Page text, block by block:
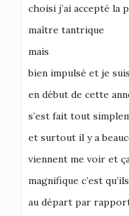
choisi j’ai accepté la
maître tantrique
mais
bien impulsé et je
en début de cette
s’est fait tout
et surtout il y a
viennent me voir et
magnifique c’est
au départ par